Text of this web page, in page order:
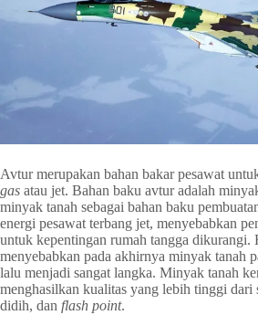
Avtur merupakan bahan bakar pesawat
gas atau jet. Bahan baku avtur adalah
minyak tanah sebagai bahan baku
energi pesawat terbang jet, menyebabkan
untuk kepentingan rumah tangga dikurangi.
menyebabkan pada akhirnya minyak tanah
lalu menjadi sangat langka. Minyak tanah
menghasilkan kualitas yang lebih tinggi dari
didih, dan flash point.